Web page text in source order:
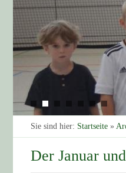
Sie sind hier: Startseite »
Der Januar